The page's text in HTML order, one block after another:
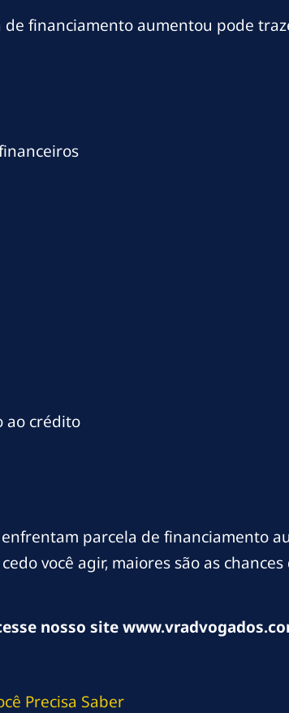
financiamento aumentou pode
ao crédito
parcela de financiamento
você agir, maiores são as
nosso site
Precisa Saber